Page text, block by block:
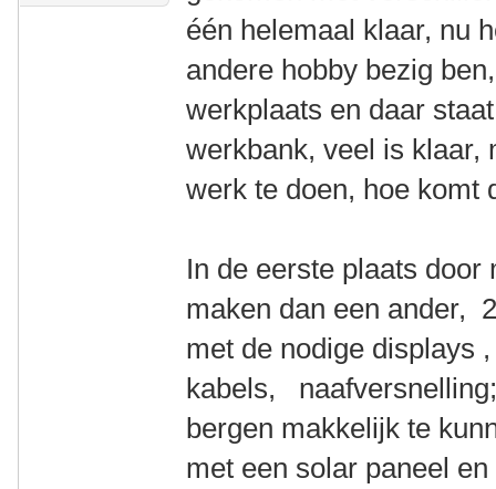
één helemaal klaar, nu
andere hobby bezig
werkplaats en daar
werkbank, veel is klaar,
werk te doen, hoe komt
In de eerste plaats
maken dan een ander,
met de nodige displays
kabels,
bergen makkelijk te
met een solar paneel